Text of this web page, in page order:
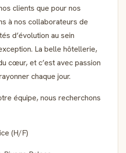
clients que pour nos
à nos collaborateurs de
d’évolution au sein
La belle hôtellerie,
cœur, et c’est avec passion
chaque jour.
équipe, nous recherchons
(H/F)